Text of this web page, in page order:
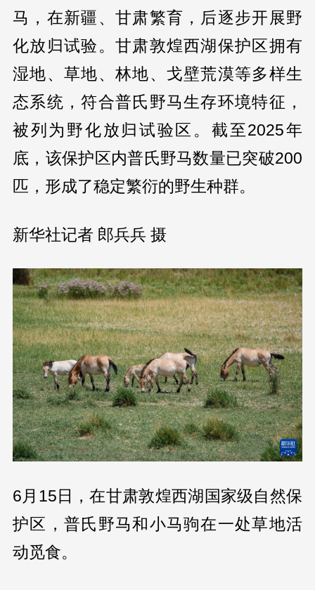
马，在新疆、甘肃繁育，后逐步开展野
化放归试验。甘肃敦煌西湖保护区拥有
湿地、草地、林地、戈壁荒漠等多样生
态系统，符合普氏野马生存环境特征，
被列为野化放归试验区。截至2025年
底，该保护区内普氏野马数量已突破200
匹，形成了稳定繁衍的野生种群。
新华社记者 郎兵兵 摄
6月15日，在甘肃敦煌西湖国家级自然保
护区，普氏野马和小马驹在一处草地活
动觅食。